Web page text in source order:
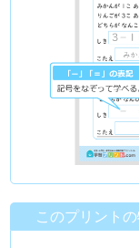
このプリント